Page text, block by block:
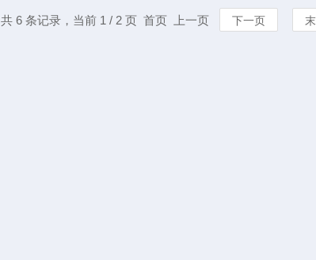
共 6 条记录，当前 1 / 2 页 首页 上一页 下一页